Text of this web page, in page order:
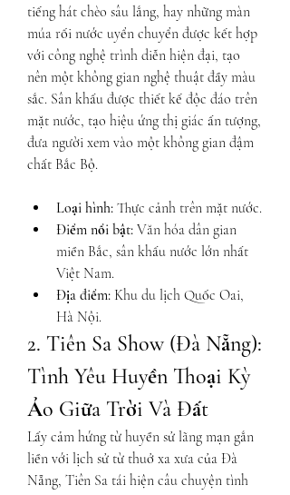
tiếng hát chèo sâu lắng, hay những màn
múa rối nước uyển chuyển được kết hợp
với công nghệ trình diễn hiện đại, tạo
nên một không gian nghệ thuật đầy màu
sắc. Sân khấu được thiết kế độc đáo trên
mặt nước, tạo hiệu ứng thị giác ấn tượng,
đưa người xem vào một không gian đậm
chất Bắc Bộ.
Loại hình: Thực cảnh trên mặt nước.
Điểm nổi bật: Văn hóa dân gian
miền Bắc, sân khấu nước lớn nhất
Việt Nam.
Địa điểm: Khu du lịch Quốc Oai,
Hà Nội.
2. Tiên Sa Show (Đà Nẵng):
Tình Yêu Huyền Thoại Kỳ
Ảo Giữa Trời Và Đất
Lấy cảm hứng từ huyền sử lãng mạn gắn
liền với lịch sử từ thuở xa xưa của Đà
Nẵng, Tiên Sa tái hiện câu chuyện tình